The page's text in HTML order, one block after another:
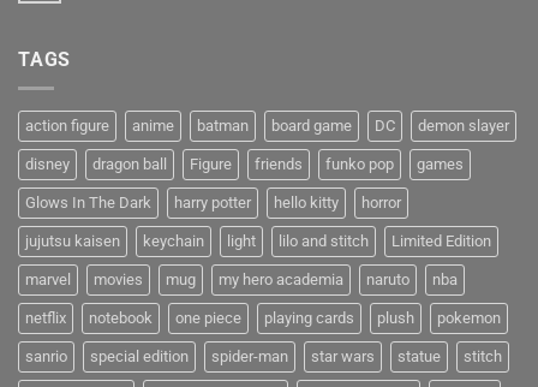
TAGS
action figure anime batman board game DC demon slayer
disney dragon ball Figure friends funko pop games
Glows In The Dark harry potter hello kitty horror
jujutsu kaisen keychain light lilo and stitch Limited Edition
marvel movies mug my hero academia naruto nba
netflix notebook one piece playing cards plush pokemon
sanrio special edition spider-man star wars statue stitch